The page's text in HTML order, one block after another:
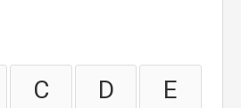
C D E